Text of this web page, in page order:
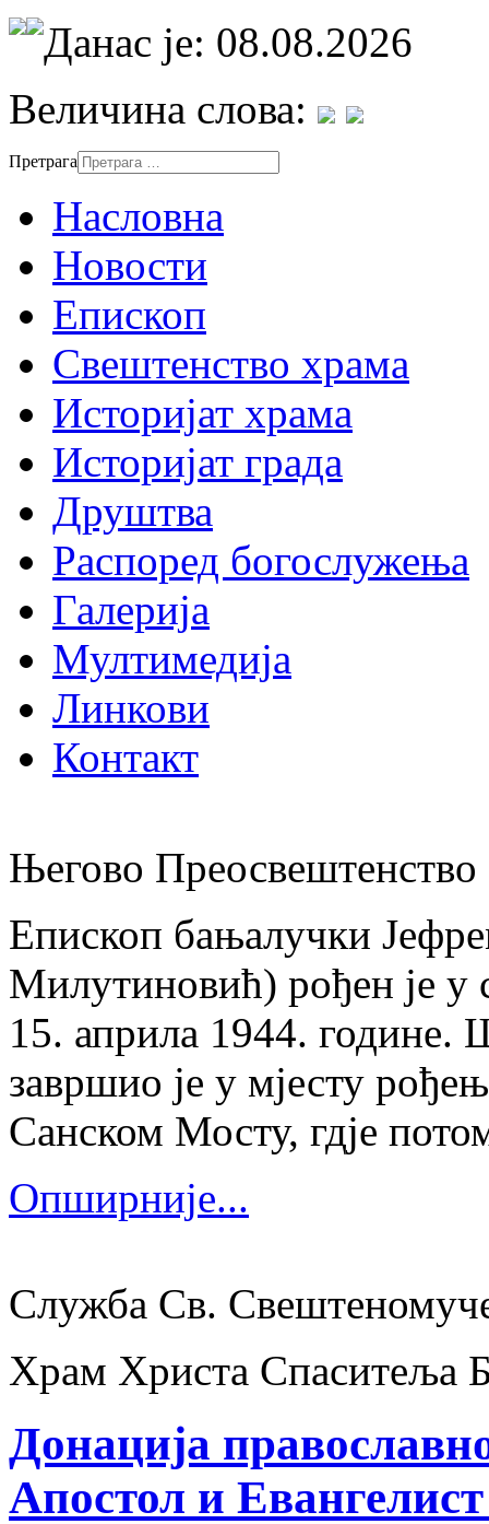
Данас је: 08.08.2026
Величина слова:
Претрага
Насловна
Новости
Епископ
Свештенство храма
Историјат храма
Историјат града
Друштва
Распоред богослужења
Галерија
Мултимедија
Линкови
Контакт
Његово
Епископ бањалучки
Милутиновић) рођен је у
15. априла 1944. године.
завршио је у мјесту
Санском Мосту, гдје
Опширније...
Служба Св.
Храм Христа Спаситеља
Донација
Апостол и